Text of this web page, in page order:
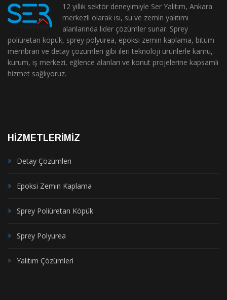
12 yıllık sektör deneyimiyle Ser Yalıtım, Ankara
merkezli olarak ısı, su ve zemin yalıtımı
alanlarında lider çözümler sunar. Sprey
poliüretan köpük, sprey polyurea, epoksi zemin kaplama, bitüm
membran ve detay çözümleri gibi ileri teknoloji ürünlerle kamu,
kurum, iş merkezi, eğlence alanları ve konut projelerine kapsamlı
hizmet sağlıyoruz.
HİZMETLERİMİZ
Detay Çözümleri
Epoksi Zemin Kaplama
Sprey Poliüretan Köpük
Sprey Polyurea
Yalıtım Çözümleri